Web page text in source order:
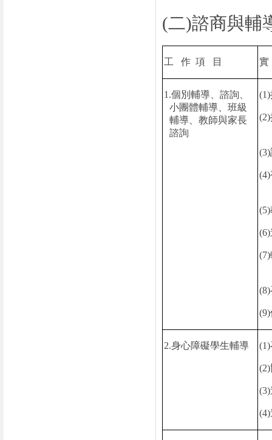
(二)諮商與輔
工 作 項 目
1.個別輔導、諮詢、
小團體輔導、班級
輔導、教師與家長
諮詢
(1)
(2)
(3)
(4)
(5)
(6)
(7)
(8)
(9)
2.身心障礙學生輔導 (1)
(2)
(3)
(4)